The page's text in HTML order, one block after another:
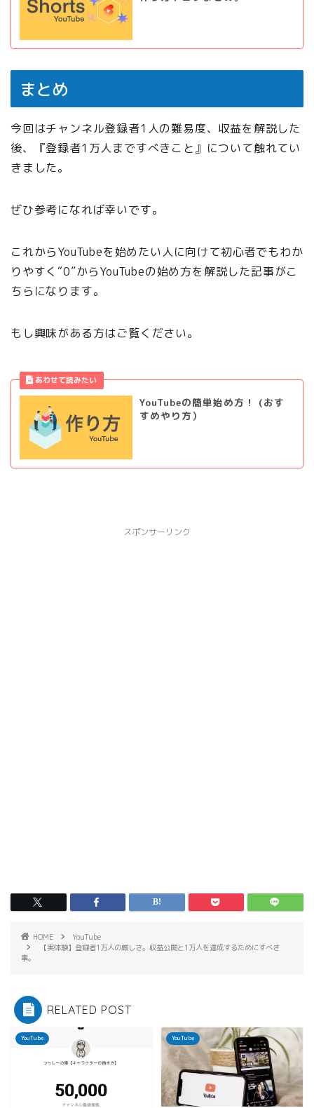
まとめ
今回はチャンネル登録者1人の難易度、収益を解説した
後、『登録者1万人まですべきこと』について触れてい
きました。
ぜひ参考になれば幸いです。
これからYouTubeを始めたい人に向けて初心者でもわか
りやすく“0”からYouTubeの始め方を解説した記事がこ
ちらになります。
もし興味がある方はご覧ください。
YouTubeの簡単始め方！ (おす
すめやり方）
スポンサーリンク
HOME
YouTube
【実体験】登録者1万人の厳しさ。収益公開と1万人を達成するためにすべき
事。
RELATED POST
YouTube YouTube